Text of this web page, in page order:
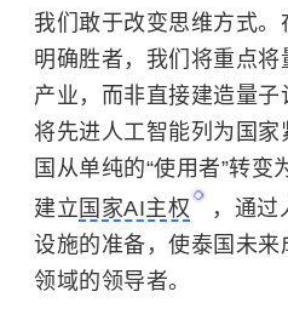
我们敢于改变思维方式
明确胜者，我们将重点
产业，而非直接建造量子
将先进人工智能列为国
国从单纯的“使用者”转变
建立 国家AI主权
，通过
设施的准备，使泰国未
领域的领导者。